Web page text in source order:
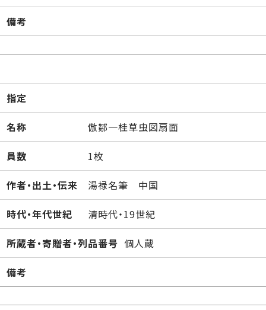
備考
指定
名称 倣鄒一桂草虫図扇面
員数 1枚
作者・出土・伝来 湯禄名筆 中国
時代・年代世紀 清時代・19世紀
所蔵者・寄贈者・列品番号 個人蔵
備考